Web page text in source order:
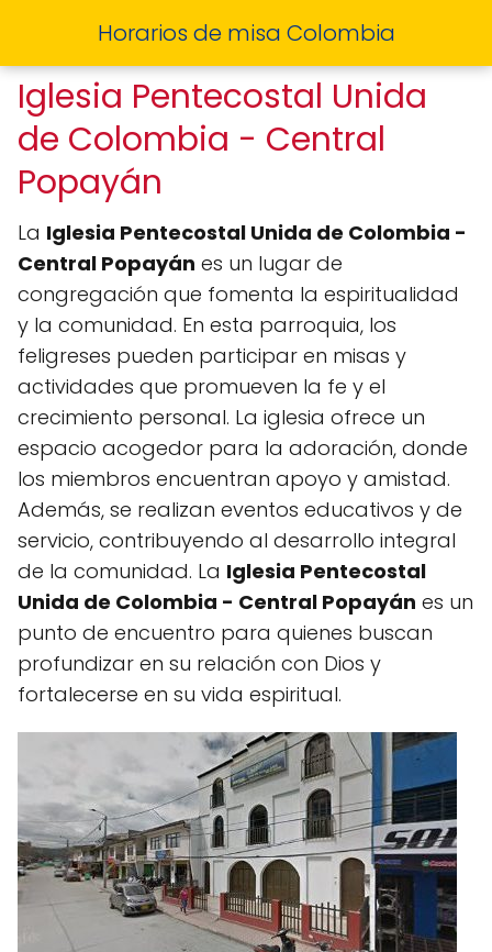
Horarios de misa Colombia
Iglesia Pentecostal Unida
de Colombia - Central
Popayán
La Iglesia Pentecostal Unida de Colombia -
Central Popayán es un lugar de
congregación que fomenta la espiritualidad
y la comunidad. En esta parroquia, los
feligreses pueden participar en misas y
actividades que promueven la fe y el
crecimiento personal. La iglesia ofrece un
espacio acogedor para la adoración, donde
los miembros encuentran apoyo y amistad.
Además, se realizan eventos educativos y de
servicio, contribuyendo al desarrollo integral
de la comunidad. La Iglesia Pentecostal
Unida de Colombia - Central Popayán es un
punto de encuentro para quienes buscan
profundizar en su relación con Dios y
fortalecerse en su vida espiritual.